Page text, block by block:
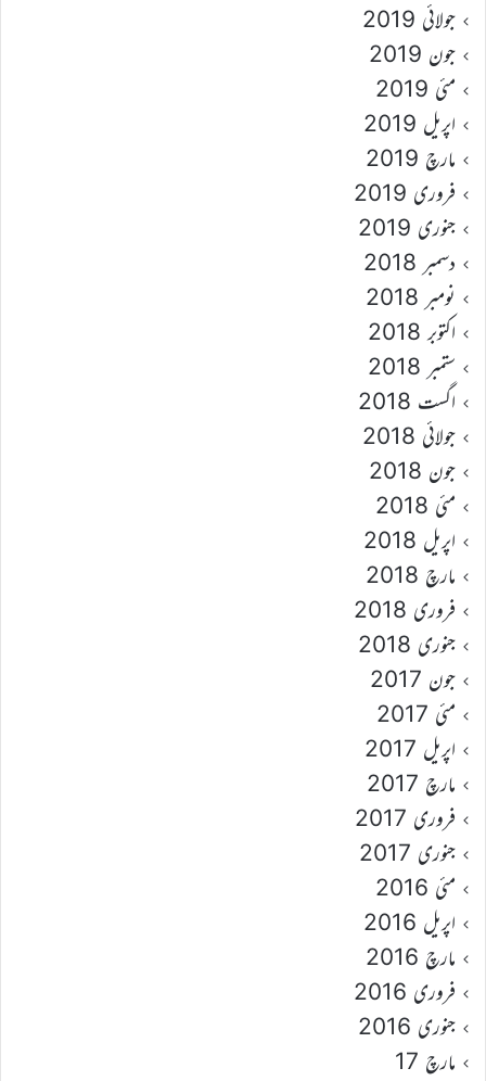
جولائی 2019
جون 2019
مئی 2019
اپریل 2019
مارچ 2019
فروری 2019
جنوری 2019
دسمبر 2018
نومبر 2018
اکتوبر 2018
ستمبر 2018
اگست 2018
جولائی 2018
جون 2018
مئی 2018
اپریل 2018
مارچ 2018
فروری 2018
جنوری 2018
جون 2017
مئی 2017
اپریل 2017
مارچ 2017
فروری 2017
جنوری 2017
مئی 2016
اپریل 2016
مارچ 2016
فروری 2016
جنوری 2016
مارچ 17